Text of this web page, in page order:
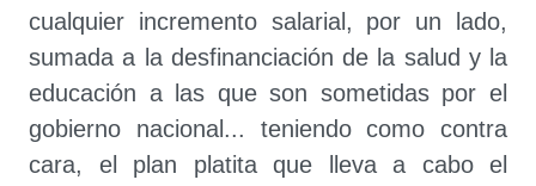
cualquier incremento salarial, por un lado,
sumada a la desfinanciación de la salud y la
educación a las que son sometidas por el
gobierno nacional... teniendo como contra
cara, el plan platita que lleva a cabo el